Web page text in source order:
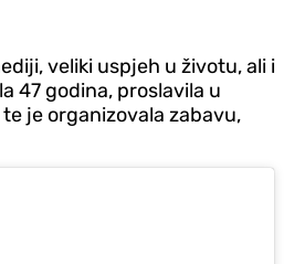
veliki uspjeh u životu, ali i
47 godina, proslavila u
je organizovala zabavu,